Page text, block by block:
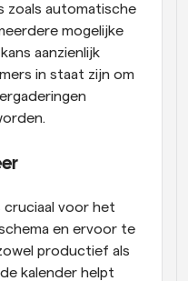
zoals automatische
mogelijke
aanzienlijk
in staat zijn om
voor het
en ervoor te
productief als
kalender helpt